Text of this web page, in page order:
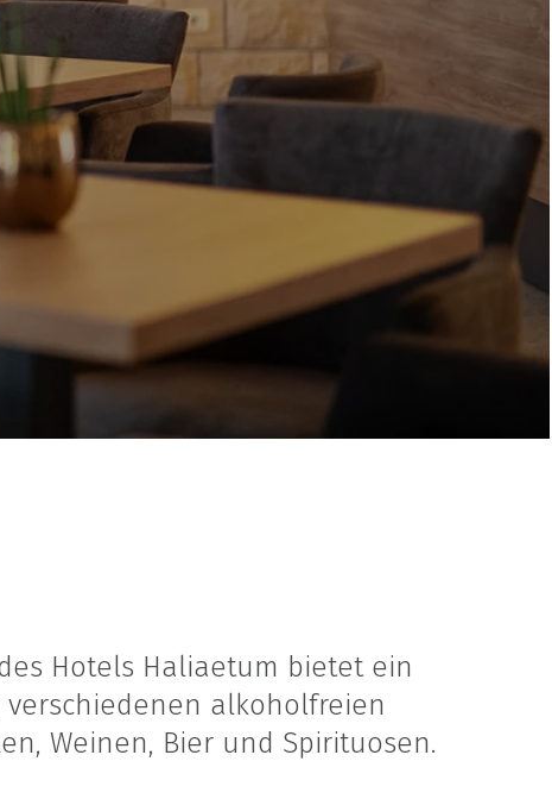
Hotels Haliaetum bietet ein
alkoholfreien
Weinen, Bier und Spirituosen.